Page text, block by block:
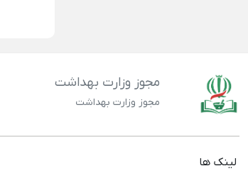
مجوز وزارت بهداشت
مجوز وزارت بهداشت
لینک ها